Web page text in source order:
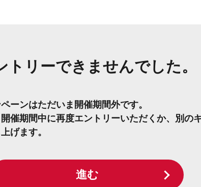
トリーできませんでした。
ーンはただいま開催期間外です。
催期間中に再度エントリーいただくか、別の
げます。
進む